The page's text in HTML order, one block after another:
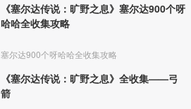
《塞尔达传说：旷野之息》塞尔达900个呀
哈哈全收集攻略
塞尔达900个呀哈哈全收集攻略
《塞尔达传说：旷野之息》全收集——弓
箭